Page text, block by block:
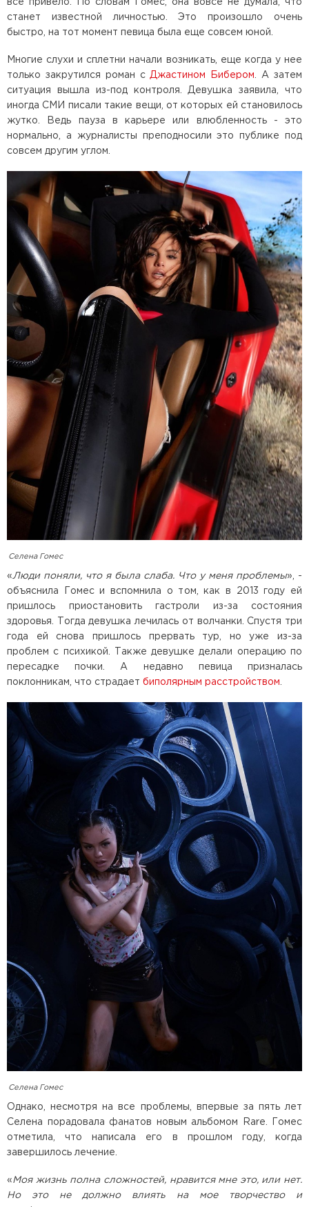
все привело. По словам Гомес, она вовсе не думала, что
станет известной личностью. Это произошло очень
быстро, на тот момент певица была еще совсем юной.
Многие слухи и сплетни начали возникать, еще когда у нее
только закрутился роман с Джастином Бибером
. А затем
ситуация вышла из-под контроля. Девушка заявила, что
иногда СМИ писали такие вещи, от которых ей становилось
жутко. Ведь пауза в карьере или влюбленность - это
нормально, а журналисты преподносили это публике под
совсем другим углом.
Селена Гомес
« Люди поняли, что я была слаба. Что у меня проблемы», -
объяснила Гомес и вспомнила о том, как в 2013 году ей
пришлось приостановить гастроли из-за состояния
здоровья. Тогда девушка лечилась от волчанки. Спустя три
года ей снова пришлось прервать тур, но уже из-за
проблем с психикой. Также девушке делали операцию по
пересадке почки. А недавно певица призналась
поклонникам, что страдает биполярным расстройством
Селена Гомес
Однако, несмотря на все проблемы, впервые за пять лет
Селена порадовала фанатов новым альбомом Rare. Гомес
отметила, что написала его в прошлом году, когда
завершилось лечение.
«Моя жизнь полна сложностей, нравится мне это, или нет.
Но это не должно влиять на мое творчество и